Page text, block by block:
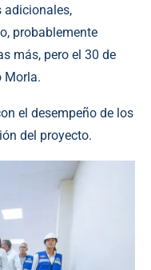
adicionales,
probablemente
más, pero el 30 de
Morla.
el desempeño de los
del proyecto.